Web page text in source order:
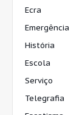
Ecra
Emergência
História
Escola
Serviço
Telegrafia